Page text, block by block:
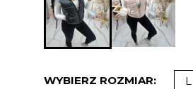
cena od
pojawił
WYBIERZ ROZMIAR: L